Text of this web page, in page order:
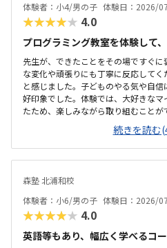
体験者：小4/男の子 体験日：2026/
★★★★★ 4.0
プログラミング教室を体験して
先生が、できたことをその場ですぐ
な変化や頑張りにも丁寧に反応して
と感じました。子どものやる気や自信
好印象でした。体験では、大好きな
たため、楽しみながら取り組むこと
だ、今後もずっとマインクラフトを使
で、その後も興味を持って取り組め
た。教室は自宅から15分ほどの距離
た。また、駐車場もあるため、送り
ているわけではありませんが、壁な
れており、集中しやすい雰囲気だと感
約12,000円という料金は、我が家にと
続きを読む
森塾 北浦和校
体験者：小6/男の子 体験日：2026/
★★★★★ 4.0
英語等もあり、幅広く学べるコ